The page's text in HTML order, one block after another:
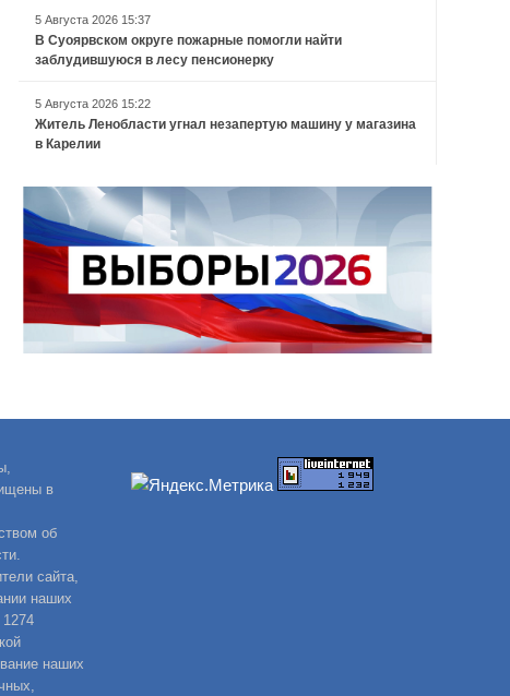
5 Августа 2026 15:37
В Суоярвском округе пожарные помогли найти
заблудившуюся в лесу пенсионерку
5 Августа 2026 15:22
Житель Ленобласти угнал незапертую машину у магазина
в Карелии
в
об
сайта,
наших
наших